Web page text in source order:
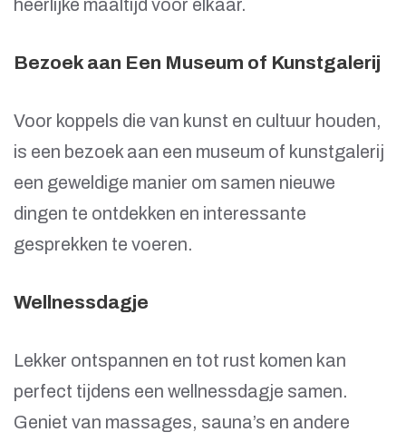
heerlijke maaltijd voor elkaar.
Bezoek aan Een Museum of Kunstgalerij
Voor koppels die van kunst en cultuur houden,
is een bezoek aan een museum of kunstgalerij
een geweldige manier om samen nieuwe
dingen te ontdekken en interessante
gesprekken te voeren.
Wellnessdagje
Lekker ontspannen en tot rust komen kan
perfect tijdens een wellnessdagje samen.
Geniet van massages, sauna’s en andere